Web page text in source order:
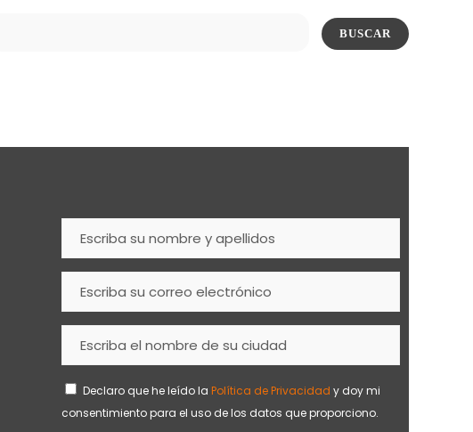
Declaro que he leído la Política de Privacidad y doy mi
consentimiento para el uso de los datos que proporciono.